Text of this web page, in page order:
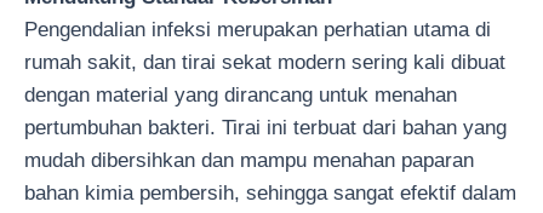
Pengendalian infeksi merupakan perhatian utama di
rumah sakit, dan tirai sekat modern sering kali dibuat
dengan material yang dirancang untuk menahan
pertumbuhan bakteri. Tirai ini terbuat dari bahan yang
mudah dibersihkan dan mampu menahan paparan
bahan kimia pembersih, sehingga sangat efektif dalam